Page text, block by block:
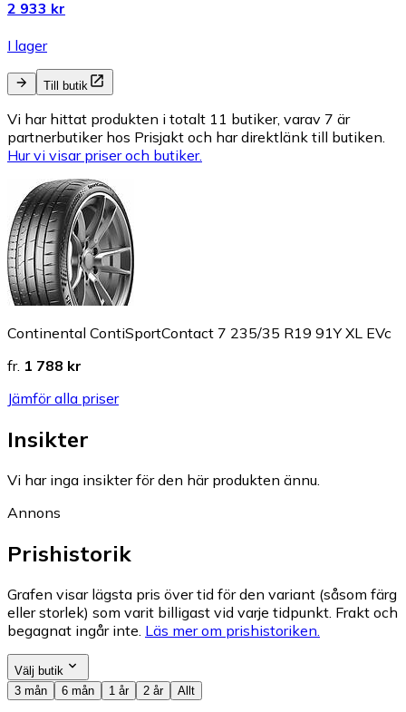
2 933 kr
I lager
Till butik
Vi har hittat produkten i totalt 11 butiker, varav 7 är
partnerbutiker hos Prisjakt och har direktlänk till butiken.
Hur vi visar priser och butiker.
Continental ContiSportContact 7 235/35 R19 91Y XL EVc
fr. 1 788 kr
Jämför alla priser
Insikter
Vi har inga insikter för den här produkten ännu.
Annons
Prishistorik
Grafen visar lägsta pris över tid för den variant (såsom färg
eller storlek) som varit billigast vid varje tidpunkt. Frakt och
begagnat ingår inte. Läs mer om prishistoriken.
Välj butik
3 mån
6 mån 1 år 2 år Allt